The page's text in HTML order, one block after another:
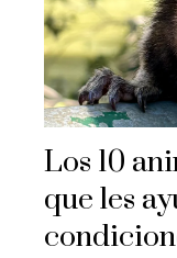
Los 10
que les